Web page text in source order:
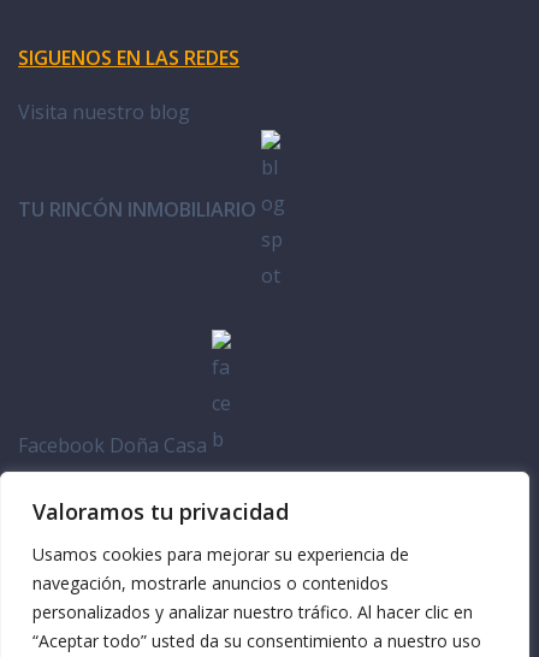
Valoramos tu privacidad
Usamos cookies para mejorar su experiencia de
navegación, mostrarle anuncios o contenidos
personalizados y analizar nuestro tráfico. Al hacer clic en
“Aceptar todo” usted da su consentimiento a nuestro uso
SIGUENOS EN LAS REDES
Visita nuestro blog
TU RINCÓN INMOBILIARIO
Facebook Doña Casa